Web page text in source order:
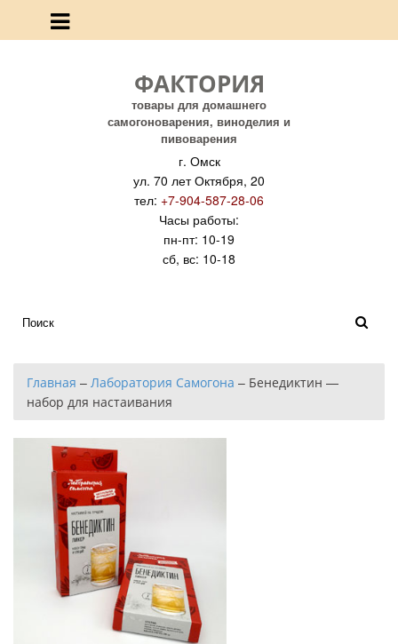
ФАКТОРИЯ
товары для домашнего
самогоноварения, виноделия и
пивоварения
г. Омск
ул. 70 лет Октября, 20
тел: +7-904-587-28-06
Часы работы:
пн-пт: 10-19
сб, вс: 10-18
Главная – Лаборатория Самогона – Бенедиктин —
набор для настаивания